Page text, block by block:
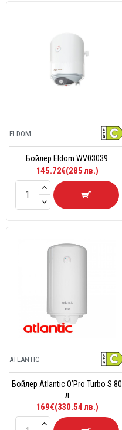
ELDOM
Бойлер Eldom WV03039
145.72€(285 лв.)
ATLANTIC
Бойлер Atlantic O’Pro Turbo S 80
л
169€(330.54 лв.)